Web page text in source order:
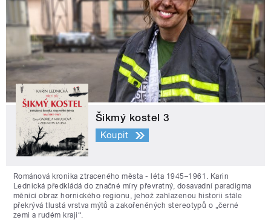
Šikmý kostel 3
Koupit
Románová kronika ztraceného města - léta 1945–1961. Karin
Lednická předkládá do značné míry převratný, dosavadní paradigma
měnící obraz hornického regionu, jehož zahlazenou historii stále
překrývá tlustá vrstva mýtů a zakořeněných stereotypů o „černé
zemi a rudém kraji“.